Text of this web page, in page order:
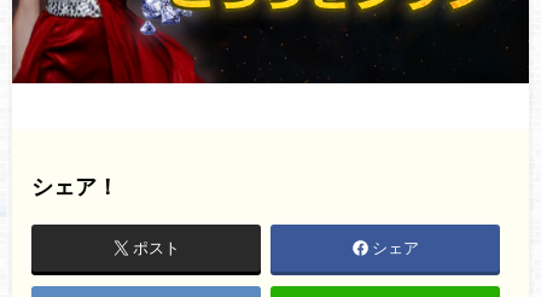
シェア！
ポスト シェア